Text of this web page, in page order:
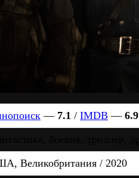
— 7.1 / IMDB — 6.9
Великобритания / 2020